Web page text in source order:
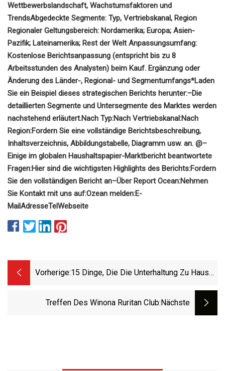
Wettbewerbslandschaft, Wachstumsfaktoren und
TrendsAbgedeckte Segmente: Typ, Vertriebskanal, Region
Regionaler Geltungsbereich: Nordamerika; Europa; Asien-
Pazifik; Lateinamerika; Rest der WeltAnpassungsumfang:
Kostenlose Berichtsanpassung (entspricht bis zu 8
Arbeitsstunden des Analysten) beim Kauf. Ergänzung oder
Änderung des Länder-, Regional- und Segmentumfangs*Laden
Sie ein Beispiel dieses strategischen Berichts herunter:–Die
detaillierten Segmente und Untersegmente des Marktes werden
nachstehend erläutert.Nach Typ:Nach Vertriebskanal:Nach
Region:Fordern Sie eine vollständige Berichtsbeschreibung,
Inhaltsverzeichnis, Abbildungstabelle, Diagramm usw. an. @–
Einige im globalen Haushaltspapier-Marktbericht beantwortete
Fragen:Hier sind die wichtigsten Highlights des Berichts:Fordern
Sie den vollständigen Bericht an–Über Report Ocean:Nehmen
Sie Kontakt mit uns auf:Ozean melden:E-
MailAdresseTelWebseite
Vorherige:15 Dinge, Die Die Unterhaltung Zu Hause
Treffen Des Winona Ruritan Club:nächste